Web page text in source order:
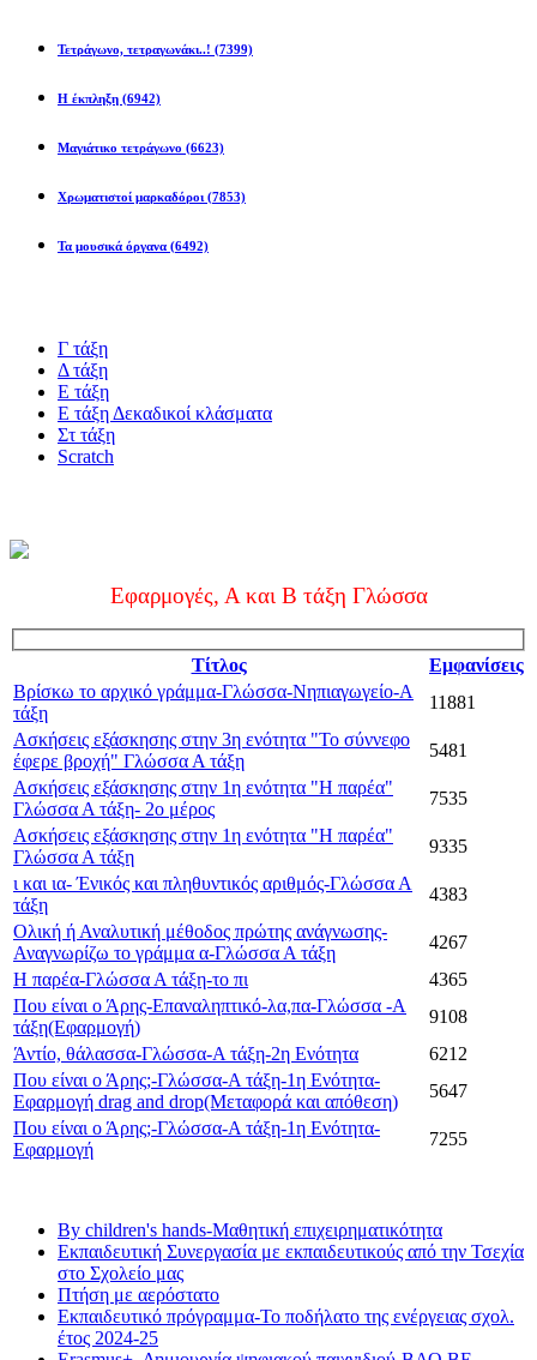
Τετράγωνο, τετραγωνάκι..! (7399)
Η έκπληξη (6942)
Μαγιάτικο τετράγωνο (6623)
Χρωματιστοί μαρκαδόροι (7853)
Τα μουσικά όργανα (6492)
Γ τάξη
Δ τάξη
Ε τάξη
Ε τάξη Δεκαδικοί κλάσματα
Στ τάξη
Scratch
Εφαρμογές, Α και Β τάξη Γλώσσα
Τίτλος
Εμφανίσεις
Βρίσκω το αρχικό γράμμα-Γλώσσα-Νηπιαγωγείο-Α
τάξη
11881
Ασκήσεις εξάσκησης στην 3η ενότητα "Το σύννεφο
έφερε βροχή" Γλώσσα Α τάξη
5481
Ασκήσεις εξάσκησης στην 1η ενότητα "Η παρέα"
Γλώσσα Α τάξη- 2ο μέρος
7535
Ασκήσεις εξάσκησης στην 1η ενότητα "Η παρέα"
Γλώσσα Α τάξη
9335
ι και ια- Ένικός και πληθυντικός αριθμός-Γλώσσα Α
τάξη
4383
Ολική ή Αναλυτική μέθοδος πρώτης ανάγνωσης-
Αναγνωρίζω το γράμμα α-Γλώσσα Α τάξη
4267
Η παρέα-Γλώσσα Α τάξη-το πι
4365
Που είναι ο Άρης-Επαναληπτικό-λα,πα-Γλώσσα -Α
τάξη(Εφαρμογή)
9108
Άντίο, θάλασσα-Γλώσσα-Α τάξη-2η Ενότητα
6212
Που είναι ο Άρης;-Γλώσσα-Α τάξη-1η Ενότητα-
Εφαρμογή drag and drop(Mεταφορά και απόθεση)
5647
Που είναι ο Άρης;-Γλώσσα-Α τάξη-1η Ενότητα-
Εφαρμογή
7255
By children's hands-Μαθητική επιχειρηματικότητα
Εκπαιδευτική Συνεργασία με εκπαιδευτικούς από την Τσεχία
στο Σχολείο μας
Πτήση με αερόστατο
Εκπαιδευτικό πρόγραμμα-Το ποδήλατο της ενέργειας σχολ.
έτος 2024-25